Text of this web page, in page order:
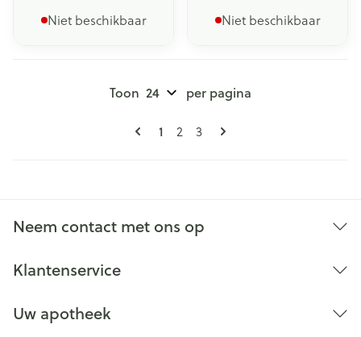
Niet beschikbaar Niet beschikbaar
Pagina's
U lees momenteel pagina
1 Pagina
2 Pagina
3
Toon per pagina
Neem contact met ons op
Klantenservice
Uw apotheek